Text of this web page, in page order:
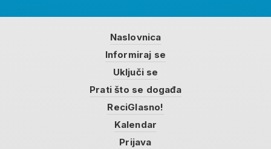
Naslovnica
Informiraj se
Uključi se
Prati što se događa
ReciGlasno!
Kalendar
Prijava